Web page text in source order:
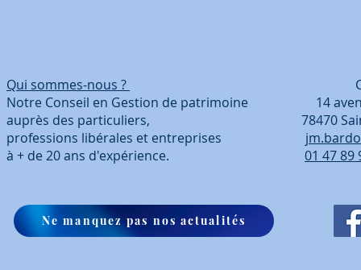
Qui sommes-nous ?
Notre Conseil en Gestion de patrimoine 14
auprès des particuliers, 78470 Saint-
professions libérales et entreprises
à + de 20 ans d'expérience. 01 47 89
Ne manquez pas nos actualités